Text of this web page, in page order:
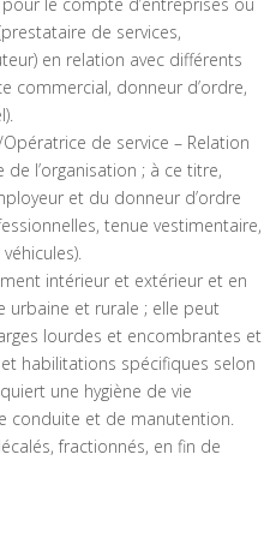
pour le compte d’entreprises ou
de services,
en relation avec différents
commercial, donneur d’ordre,
de service – Relation
de l’organisation ; à ce titre,
et du donneur d’ordre
tenue vestimentaire,
intérieur et extérieur et en
urbaine et rurale ; elle peut
lourdes et encombrantes et
habilitations spécifiques selon
une hygiène de vie
conduite et de manutention.
fractionnés, en fin de